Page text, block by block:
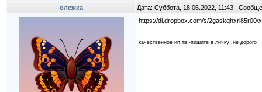
олежка Дата: Суббота, 18.06.2022, 11:43 |
https://dl.dropbox.com/s/2gaskqhxri85r00/
качественное ип тв -пишите в личку ,не дорого